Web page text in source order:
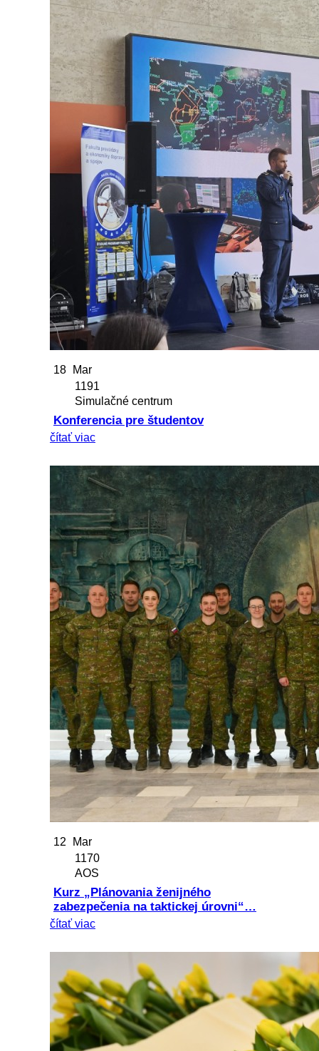
18
Mar
1191
Simulačné centrum
Konferencia pre študentov
čítať viac
12
Mar
1170
AOS
Kurz „Plánovania ženijného
zabezpečenia na taktickej úrovni“…
čítať viac